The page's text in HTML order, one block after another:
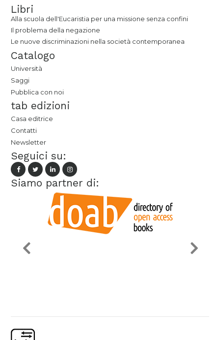
Libri
Alla scuola dell'Eucaristia per una missione senza confini
Il problema della negazione
Le nuove discriminazioni nella società contemporanea
Catalogo
Università
Saggi
Pubblica con noi
tab edizioni
Casa editrice
Contatti
Newsletter
Seguici su:
Siamo partner di: